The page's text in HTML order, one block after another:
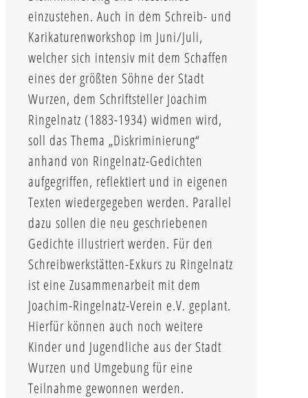
einzustehen. Auch in dem Schreib- und
Karikaturenworkshop im Juni/Juli,
welcher sich intensiv mit dem Schaffen
eines der größten Söhne der Stadt
Wurzen, dem Schriftsteller Joachim
Ringelnatz (1883-1934) widmen wird,
soll das Thema „Diskriminierung“
anhand von Ringelnatz-Gedichten
aufgegriffen, reflektiert und in eigenen
Texten wiedergegeben werden. Parallel
dazu sollen die neu geschriebenen
Gedichte illustriert werden. Für den
Schreibwerkstätten-Exkurs zu Ringelnatz
ist eine Zusammenarbeit mit dem
Joachim-Ringelnatz-Verein e.V. geplant.
Hierfür können auch noch weitere
Kinder und Jugendliche aus der Stadt
Wurzen und Umgebung für eine
Teilnahme gewonnen werden.